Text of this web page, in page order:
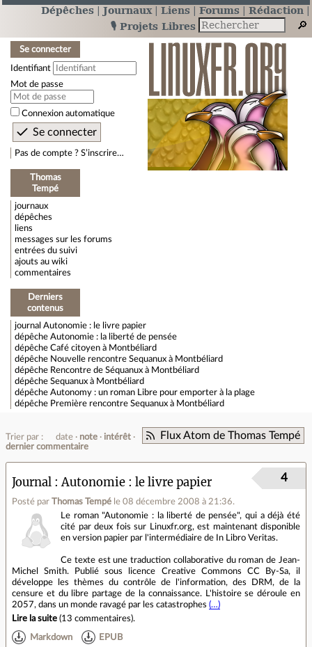
Dépêches Journaux Liens Forums
Rédaction
🎙️ Projets Libres
Se connecter
Identifiant
Mot de passe
Connexion automatique
Pas de compte ? S’inscrire…
Thomas
Tempé
journaux
dépêches
liens
messages sur les forums
entrées du suivi
ajouts au wiki
commentaires
Derniers
contenus
journal Autonomie : le livre papier
dépêche Autonomie : la liberté de pensée
dépêche Café citoyen à Montbéliard
dépêche Nouvelle rencontre Sequanux à Montbéliard
dépêche Rencontre de Séquanux à Montbéliard
dépêche Sequanux à Montbéliard
dépêche Autonomy : un roman Libre pour emporter à la plage
dépêche Première rencontre Sequanux à Montbéliard
Flux Atom de Thomas Tempé
Trier par : date note
intérêt
dernier commentaire
Journal Autonomie : le livre papier
Posté par Thomas Tempé le 08 décembre 2008 à 21:36.
4
Le roman "Autonomie : la liberté de pensée", qui a déjà été
cité par deux fois sur Linuxfr.org, est maintenant disponible
en version papier par l'intermédiaire de In Libro Veritas.
Ce texte est une traduction collaborative du roman de Jean-
Michel Smith. Publié sous licence Creative Commons CC By-Sa, il
développe les thèmes du contrôle de l'information, des DRM, de la
censure et du libre partage de la connaissance. L'histoire se déroule en
2057, dans un monde ravagé par les catastrophes (…)
Lire la suite (13 commentaires).
Markdown EPUB